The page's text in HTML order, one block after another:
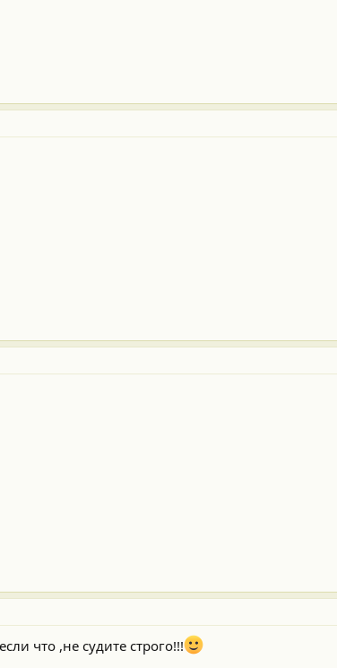
что ,не судите строго!!!